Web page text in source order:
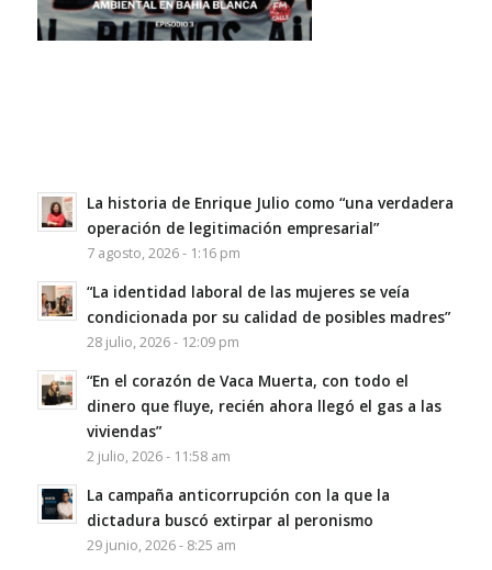
La historia de Enrique Julio como “una verdadera
operación de legitimación empresarial”
7 agosto, 2026 - 1:16 pm
“La identidad laboral de las mujeres se veía
condicionada por su calidad de posibles madres”
28 julio, 2026 - 12:09 pm
“En el corazón de Vaca Muerta, con todo el
dinero que fluye, recién ahora llegó el gas a las
viviendas”
2 julio, 2026 - 11:58 am
La campaña anticorrupción con la que la
dictadura buscó extirpar al peronismo
29 junio, 2026 - 8:25 am